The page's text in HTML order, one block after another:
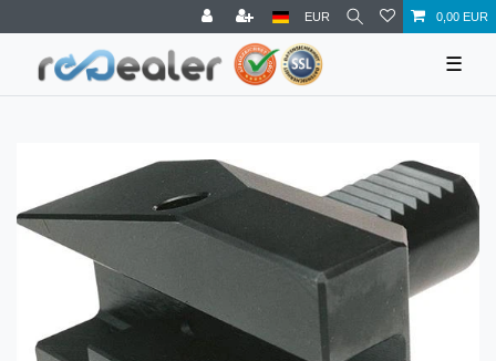
EUR 0,00 EUR
☰